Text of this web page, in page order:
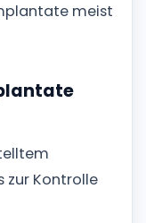
meist
zur Kontrolle